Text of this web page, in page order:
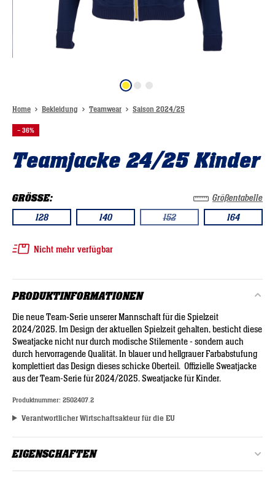
Home Bekleidung Teamwear Saison 2024/25
– 36%
Teamjacke 24/25 Kinder
GRÖSSE: Größentabelle
128 140 152(DIESE OPTION IST ZURZEIT NICHT
164
Nicht mehr verfügbar
PRODUKTINFORMATIONEN
Die neue Team-Serie unserer Mannschaft für die Spielzeit
2024/2025. Im Design der aktuellen Spielzeit gehalten, besticht diese
Sweatjacke nicht nur durch modische Stilemente - sondern auch
durch hervorragende Qualität. In blauer und hellgrauer Farbabstufung
komplettiert das Design dieses schicke Oberteil. Offizielle Sweatjacke
aus der Team-Serie für 2024/2025. Sweatjacke für Kinder.
Produktnummer: 2502407.2
Verantwortlicher Wirtschaftsakteur für die EU
EIGENSCHAFTEN